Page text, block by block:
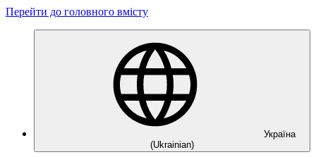
Перейти до головного вмісту
Україна
(Ukrainian)